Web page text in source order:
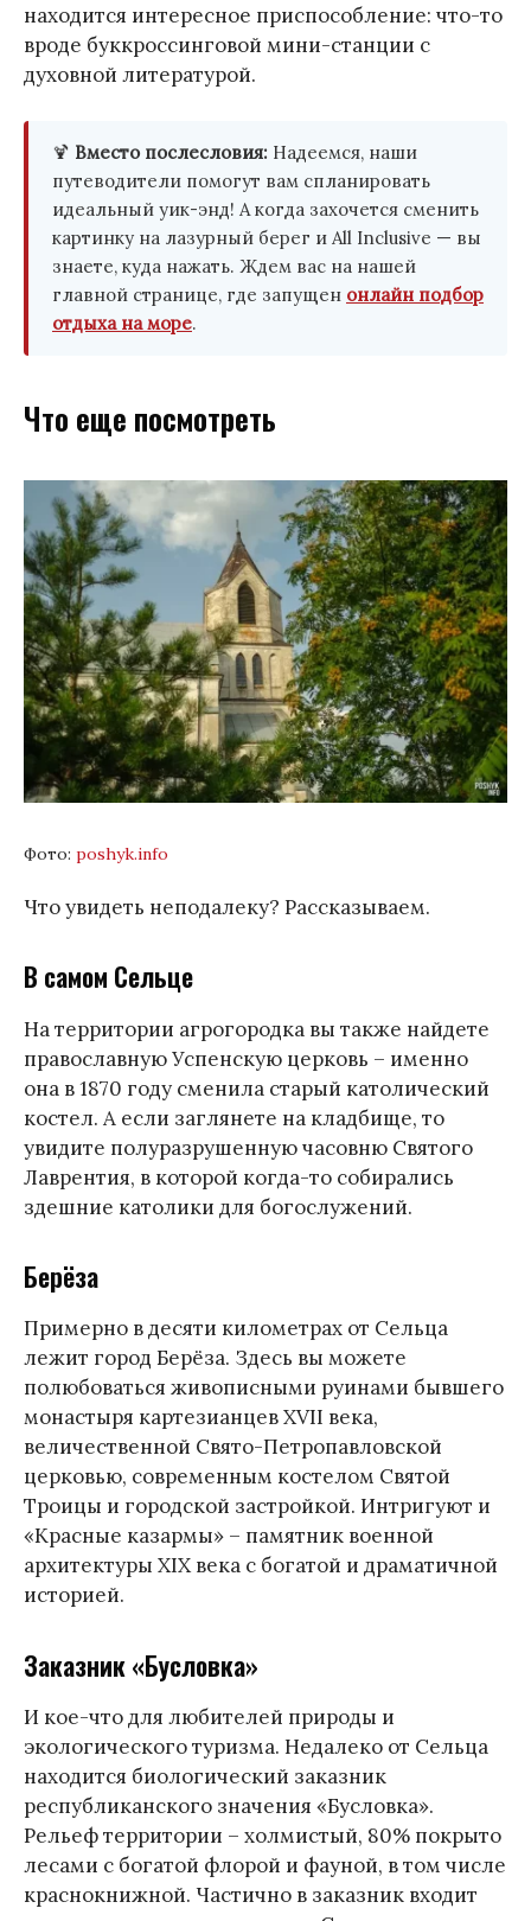
находится интересное приспособление: что-то
вроде буккроссинговой мини-станции с
духовной литературой.
🍹 Вместо послесловия: Надеемся, наши
путеводители помогут вам спланировать
идеальный уик-энд! А когда захочется сменить
картинку на лазурный берег и All Inclusive — вы
знаете, куда нажать. Ждем вас на нашей
главной странице, где запущен онлайн подбор
отдыха на море.
Что еще посмотреть
Фото: poshyk.infо
Что увидеть неподалеку? Рассказываем.
В самом Сельце
На территории агрогородка вы также найдете
православную Успенскую церковь – именно
она в 1870 году сменила старый католический
костел. А если заглянете на кладбище, то
увидите полуразрушенную часовню Святого
Лаврентия, в которой когда-то собирались
здешние католики для богослужений.
Берёза
Примерно в десяти километрах от Сельца
лежит город Берёза. Здесь вы можете
полюбоваться живописными руинами бывшего
монастыря картезианцев XVII века,
величественной Свято-Петропавловской
церковью, современным костелом Святой
Троицы и городской застройкой. Интригуют и
«Красные казармы» – памятник военной
архитектуры XIX века с богатой и драматичной
историей.
Заказник «Бусловка»
И кое-что для любителей природы и
экологического туризма. Недалеко от Сельца
находится биологический заказник
республиканского значения «Бусловка».
Рельеф территории – холмистый, 80% покрыто
лесами с богатой флорой и фауной, в том числе
краснокнижной. Частично в заказник входит